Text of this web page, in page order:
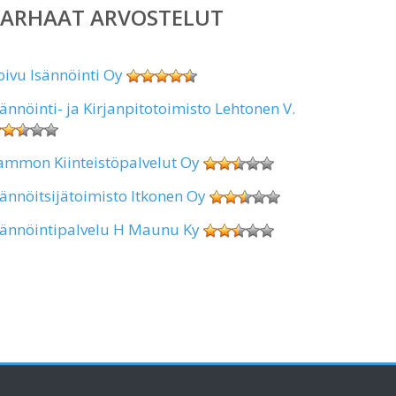
ARVOSTELUT
Isännöinti Oy
ja Kirjanpitotoimisto Lehtonen V.
Kiinteistöpalvelut Oy
Itkonen Oy
H Maunu Ky